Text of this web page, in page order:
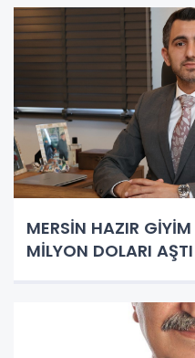
MERSİN HAZIR
MİLYON DOLARI AŞTI